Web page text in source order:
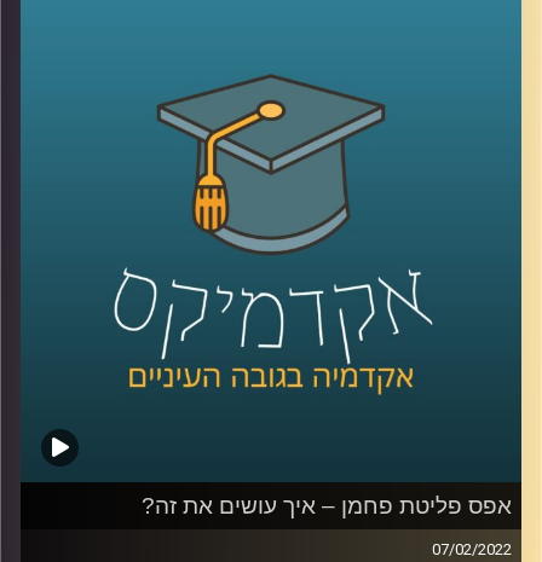
פרופ' יעל פרג, סגנית דיקן בית הספר לקיימות, התארחה בפרק
הזה והעלתה את הסוגיות החברתיות, סביבתיות וביטחוניות
הנוגעות בביטחון אנרגטי.
לשיחה שקיימתי עם פרופ' פרג על מכסות פחמן אישיות –
לשיחה שקיימתי עם פרופ' פרג על שינוי מהאמצע אל החוץ –
אפס פליטת פחמן – איך עושים את זה?
07/02/2022